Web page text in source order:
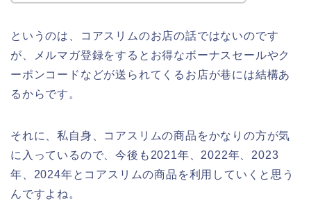
というのは、コアスリムのお店の話ではないのです
が、メルマガ登録をするとお得なボーナスセールやク
ーポンコードなどが送られてくるお店が巷には結構あ
るからです。
それに、私自身、コアスリムの商品をかなりの方が気
に入っているので、今後も2021年、2022年、2023
年、2024年とコアスリムの商品を利用していくと思う
んですよね。